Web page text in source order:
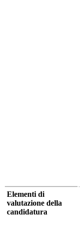
Elementi di
valutazione della
candidatura